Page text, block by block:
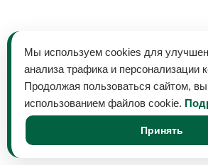
Мы используем cookies для
анализа трафика и персонализации
Продолжая пользоваться сайтом,
использованием файлов cookie.
Принять